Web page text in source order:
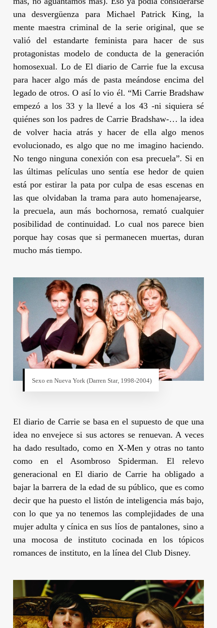
una desvergüenza para Michael Patrick King, la
mente maestra criminal de la serie original, que se
valió del estandarte feminista para hacer de sus
protagonistas modelo de conducta de la generación
homosexual. Lo de El diario de Carrie fue la excusa
para hacer algo más de pasta meándose encima del
legado de otros. O así lo vio él. “Mi Carrie Bradshaw
empezó a los 33 y la llevé a los 43 -ni siquiera sé
quiénes son los padres de Carrie Bradshaw-… la idea
de volver hacia atrás y hacer de ella algo menos
evolucionado, es algo que no me imagino haciendo.
No tengo ninguna conexión con esa precuela”. Si en
las últimas películas uno sentía ese hedor de quien
está por estirar la pata por culpa de esas escenas en
las que olvidaban la trama para auto homenajearse,
la precuela, aun más bochornosa, remató cualquier
posibilidad de continuidad. Lo cual nos parece bien
porque hay cosas que si permanecen muertas, duran
mucho más tiempo.
Sexo en Nueva York (Darren Star, 1998-2004)
El diario de Carriese basa en el supuesto de que una
idea no envejece si sus actores se renuevan. A veces
ha dado resultado, como en X-Men y otras no tanto
como en el Asombroso Spiderman. El relevo
generacional enEl diario de Carrie ha obligado a
bajar la barrera de la edad de su público, que es como
decir que ha puesto el listón de inteligencia más bajo,
con lo que ya no tenemos las complejidades de una
mujer adulta y cínica en sus líos de pantalones, sino a
una mocosa de instituto cocinada en los tópicos
romances de instituto, en la línea del Club Disney.